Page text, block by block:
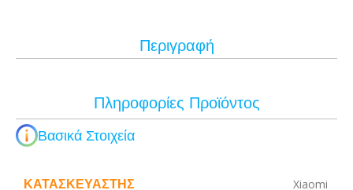
Περιγραφή
Πληροφορίες Προϊόντος
Βασικά Στοιχεία
ΚΑΤΑΣΚΕΥΑΣΤΉΣ Xiaomi